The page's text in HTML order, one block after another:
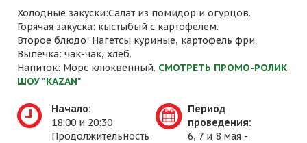
Холодные закуски:Салат из помидор и огурцов.
Горячая закуска: кыстыбый с картофелем.
Второе блюдо: Нагетсы куриные, картофель фри.
Выпечка: чак-чак, хлеб.
Напиток: Морс клюквенный. СМОТРЕТЬ ПРОМО-РОЛИК
ШОУ "KAZAN"
Начало:
18:00 и 20:30
Продолжительность
Период
проведения:
6, 7 и 8 мая -